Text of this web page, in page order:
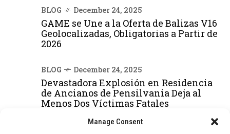
Manage Consent
BLOG December 24, 2025
GAME se Une a la Oferta de Balizas V16
Geolocalizadas, Obligatorias a Partir de
2026
BLOG December 24, 2025
Devastadora Explosión en Residencia
de Ancianos de Pensilvania Deja al
Menos Dos Víctimas Fatales